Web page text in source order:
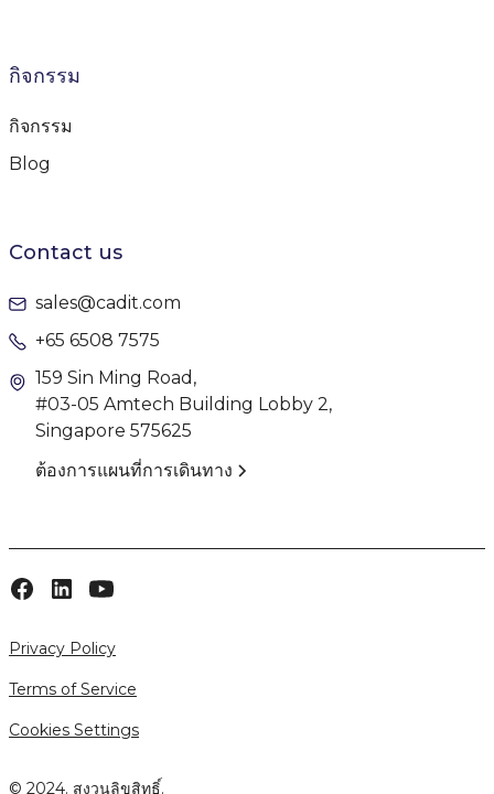
กิจกรรม
กิจกรรม
Blog
Contact us
sales@cadit.com
+65 6508 7575
159 Sin Ming Road,
#03-05 Amtech Building Lobby 2,
Singapore 575625
ต้องการแผนที่การเดินทาง
© 2024. สงวนลิขสิทธิ์.
Privacy Policy
Terms of Service
Cookies Settings